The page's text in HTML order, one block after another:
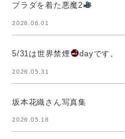
プラダを着た悪魔2
2026.06.01
5/31は世界禁煙 dayです。
2026.05.31
坂本花織さん写真集
2026.05.18